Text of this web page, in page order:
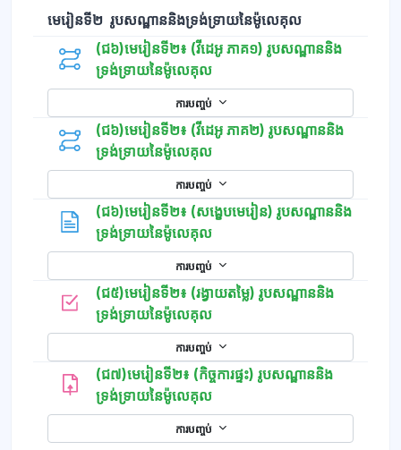
មេរៀនទី២ រូបសណ្ឋាននិងទ្រង់ទ្រាយនៃម៉ូលេគុល
(ជ៦)មេរៀនទី២៖ (វីដេអូ ភាគ១) រូបសណ្ឋាននិង
ទ្រង់ទ្រាយនៃម៉ូលេគុល
ការបញ្ចប់
(ជ៦)មេរៀនទី២៖ (វីដេអូ ភាគ២) រូបសណ្ឋាននិង
ទ្រង់ទ្រាយនៃម៉ូលេគុល
ការបញ្ចប់
(ជ៦)មេរៀនទី២៖​ (សង្ខេបមេរៀន) រូបសណ្ឋាននិង
ទ្រង់ទ្រាយនៃម៉ូលេគុលទំព័រ
ការបញ្ចប់
(ជ៥)មេរៀនទី២៖ (រង្វាយតម្លៃ) រូបសណ្ឋាននិង
ទ្រង់ទ្រាយនៃម៉ូលេគុលកម្រងសំណួរ
ការបញ្ចប់
(ជ៧)មេរៀនទី២៖ (កិច្ចការផ្ទះ) រូបសណ្ឋាននិង
ទ្រង់ទ្រាយនៃម៉ូលេគុល
ការបញ្ចប់